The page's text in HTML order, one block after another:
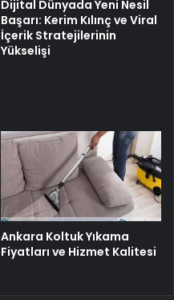
Dijital Dünyada Yeni Nesil
Başarı: Kerim Kılınç ve Viral
İçerik Stratejilerinin
Yükselişi
Ankara Koltuk Yıkama
Fiyatları ve Hizmet Kalitesi